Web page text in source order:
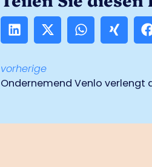
vorherige
Ondernemend Venlo verlengt